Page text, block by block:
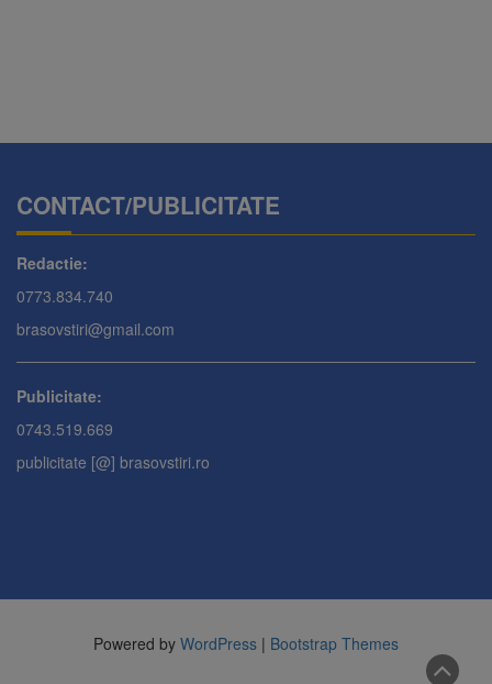
CONTACT/PUBLICITATE
Redactie:
0773.834.740
brasovstiri@gmail.com
Publicitate:
0743.519.669
publicitate [@] brasovstiri.ro
Powered by WordPress | Bootstrap Themes